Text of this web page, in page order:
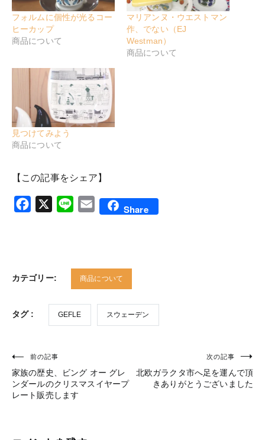
フォルムに個性が光るコー
ヒーカップ
商品について
マリアンヌ・ウエストマン
作、でない（EJ
Westman）
商品について
見つけてみよう
商品について
【この記事をシェア】
Facebook
X Line Email Share
カテゴリー: 商品について
タグ : GEFLE スウェーデン
投
稿
ナ
前の記事
家族の歴史、ビング オー グレ
ンダールのクリスマスイヤープ
レート販売します
次の記事
北欧ガラクタ市へ足を運んで頂
きありがとうございました